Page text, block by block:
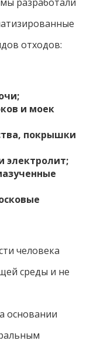
разработали
отходов:
и моек
покрышки
электролит;
человека
среды и не
основании